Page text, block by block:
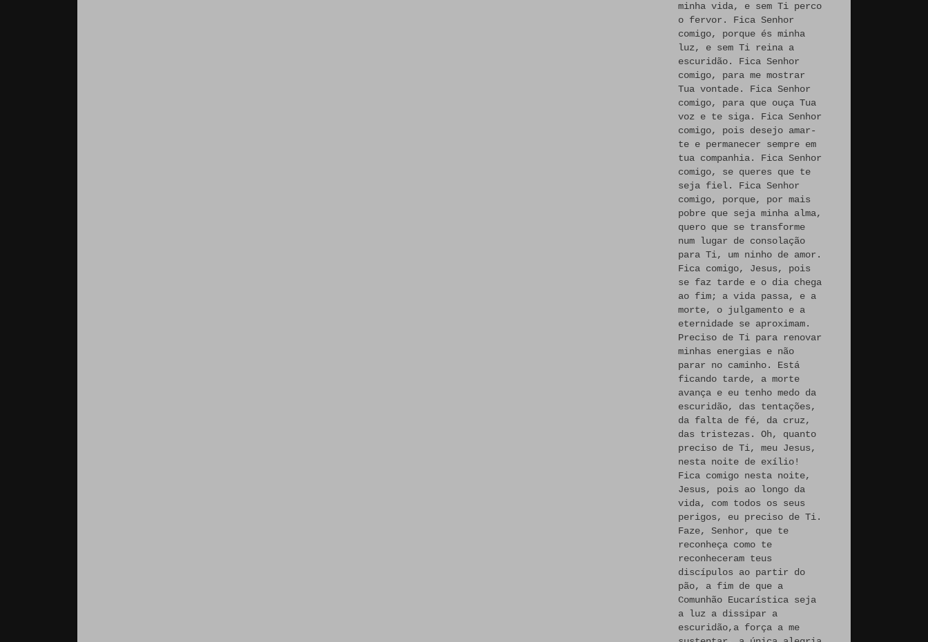
minha vida, e sem Ti perco
o fervor. Fica Senhor
comigo, porque és minha
luz, e sem Ti reina a
escuridão. Fica Senhor
comigo, para me mostrar
Tua vontade. Fica Senhor
comigo, para que ouça Tua
voz e te siga. Fica Senhor
comigo, pois desejo amar-
te e permanecer sempre em
tua companhia. Fica Senhor
comigo, se queres que te
seja fiel. Fica Senhor
comigo, porque, por mais
pobre que seja minha alma,
quero que se transforme
num lugar de consolação
para Ti, um ninho de amor.
Fica comigo, Jesus, pois
se faz tarde e o dia chega
ao fim; a vida passa, e a
morte, o julgamento e a
eternidade se aproximam.
Preciso de Ti para renovar
minhas energias e não
parar no caminho. Está
ficando tarde, a morte
avança e eu tenho medo da
escuridão, das tentações,
da falta de fé, da cruz,
das tristezas. Oh, quanto
preciso de Ti, meu Jesus,
nesta noite de exílio!
Fica comigo nesta noite,
Jesus, pois ao longo da
vida, com todos os seus
perigos, eu preciso de Ti.
Faze, Senhor, que te
reconheça como te
reconheceram teus
discípulos ao partir do
pão, a fim de que a
Comunhão Eucarística seja
a luz a dissipar a
escuridão,a força a me